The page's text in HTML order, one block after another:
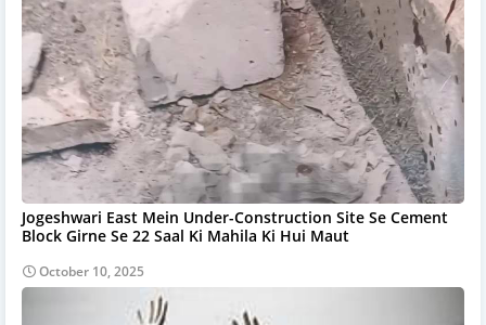
Jogeshwari East Mein Under-Construction Site Se Cement
Block Girne Se 22 Saal Ki Mahila Ki Hui Maut
October 10, 2025